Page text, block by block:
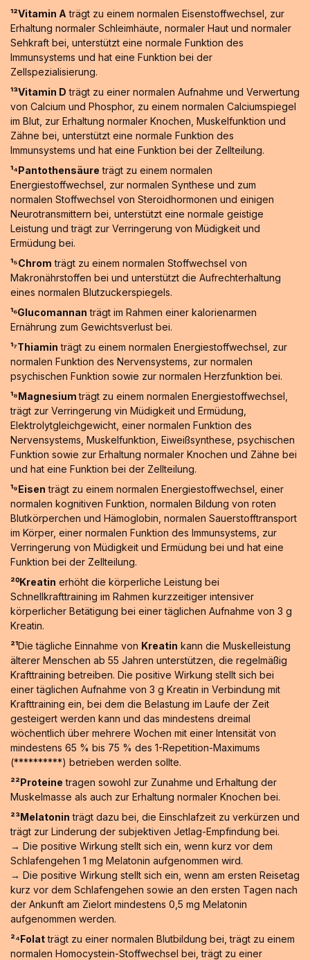
¹²Vitamin A trägt zu einem normalen Eisenstoffwechsel, zur
Erhaltung normaler Schleimhäute, normaler Haut und normaler
Sehkraft bei, unterstützt eine normale Funktion des
Immunsystems und hat eine Funktion bei der
Zellspezialisierung.
¹³Vitamin D trägt zu einer normalen Aufnahme und Verwertung
von Calcium und Phosphor, zu einem normalen Calciumspiegel
im Blut, zur Erhaltung normaler Knochen, Muskelfunktion und
Zähne bei, unterstützt eine normale Funktion des
Immunsystems und hat eine Funktion bei der Zellteilung.
¹⁴Pantothensäure trägt zu einem normalen
Energiestoffwechsel, zur normalen Synthese und zum
normalen Stoffwechsel von Steroidhormonen und einigen
Neurotransmittern bei, unterstützt eine normale geistige
Leistung und trägt zur Verringerung von Müdigkeit und
Ermüdung bei.
¹⁵Chrom trägt zu einem normalen Stoffwechsel von
Makronährstoffen bei und unterstützt die Aufrechterhaltung
eines normalen Blutzuckerspiegels.
¹⁶Glucomannan trägt im Rahmen einer kalorienarmen
Ernährung zum Gewichtsverlust bei.
¹⁷Thiamin trägt zu einem normalen Energiestoffwechsel, zur
normalen Funktion des Nervensystems, zur normalen
psychischen Funktion sowie zur normalen Herzfunktion bei.
¹⁸Magnesiumträgt zu einem normalen Energiestoffwechsel,
trägt zur Verringerung vin Müdigkeit und Ermüdung,
Elektrolytgleichgewicht, einer normalen Funktion des
Nervensystems, Muskelfunktion, Eiweißsynthese, psychischen
Funktion sowie zur Erhaltung normaler Knochen und Zähne bei
und hat eine Funktion bei der Zellteilung.
¹⁹Eisen trägt zu einem normalen Energiestoffwechsel, einer
normalen kognitiven Funktion, normalen Bildung von roten
Blutkörperchen und Hämoglobin, normalen Sauerstofftransport
im Körper, einer normalen Funktion des Immunsystems, zur
Verringerung von Müdigkeit und Ermüdung bei und hat eine
Funktion bei der Zellteilung.
²⁰Kreatin erhöht die körperliche Leistung bei
Schnellkrafttraining im Rahmen kurzzeitiger intensiver
körperlicher Betätigung bei einer täglichen Aufnahme von 3 g
Kreatin.
²¹Die tägliche Einnahme von Kreatin kann die Muskelleistung
älterer Menschen ab 55 Jahren unterstützen, die regelmäßig
Krafttraining betreiben. Die positive Wirkung stellt sich bei
einer täglichen Aufnahme von 3 g Kreatin in Verbindung mit
Krafttraining ein, bei dem die Belastung im Laufe der Zeit
gesteigert werden kann und das mindestens dreimal
wöchentlich über mehrere Wochen mit einer Intensität von
mindestens 65 % bis 75 % des 1-Repetition-Maximums
(**********) betrieben werden sollte.
²²Proteine tragen sowohl zur Zunahme und Erhaltung der
Muskelmasse als auch zur Erhaltung normaler Knochen bei.
²³Melatonin trägt dazu bei, die Einschlafzeit zu verkürzen und
trägt zur Linderung der subjektiven Jetlag-Empfindung bei.
→ Die positive Wirkung stellt sich ein, wenn kurz vor dem
Schlafengehen 1 mg Melatonin aufgenommen wird.
→ Die positive Wirkung stellt sich ein, wenn am ersten Reisetag
kurz vor dem Schlafengehen sowie an den ersten Tagen nach
der Ankunft am Zielort mindestens 0,5 mg Melatonin
aufgenommen werden.
²⁴Folatträgt zu einer normalen Blutbildung bei, trägt zu einem
normalen Homocystein-Stoffwechsel bei, trägt zu einer